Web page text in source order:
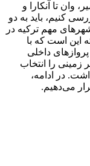
وان تا آنکارا و
کنیم، باید به دو
مهم ترکیه در
این است که با
داخلی
زمینی را انتخاب
در ادامه،
می‌دهیم.